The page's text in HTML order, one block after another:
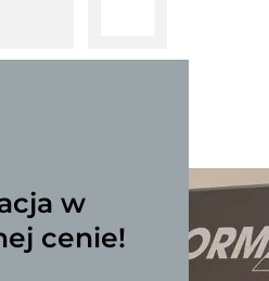
w
cenie!